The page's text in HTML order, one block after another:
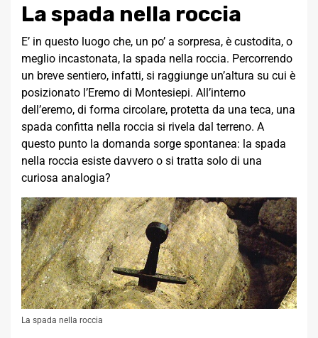
La spada nella roccia
E’ in questo luogo che, un po’ a sorpresa, è custodita, o
meglio incastonata, la spada nella roccia. Percorrendo
un breve sentiero, infatti, si raggiunge un’altura su cui è
posizionato l’Eremo di Montesiepi. All’interno
dell’eremo, di forma circolare, protetta da una teca, una
spada confitta nella roccia si rivela dal terreno. A
questo punto la domanda sorge spontanea: la spada
nella roccia esiste davvero o si tratta solo di una
curiosa analogia?
La spada nella roccia